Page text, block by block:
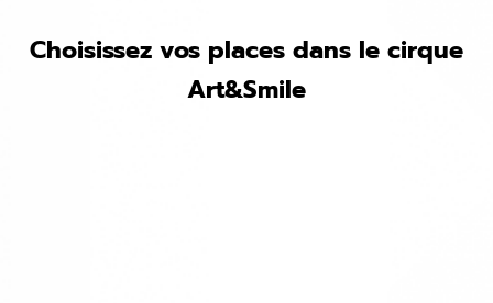
Choisissez vos places dans le cirque
Art&Smile